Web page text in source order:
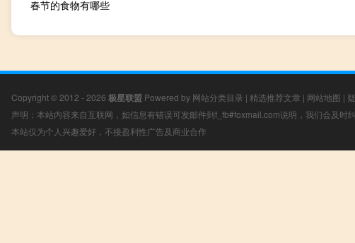
春节的食物有哪些
Copyright © 2012 - 2026 极星联盟 Powered by 网站分类目录 | 精选推荐文章 | 网站地图 |
声明：本站内容来自互联网，如信息有错误可发邮件到f_fb#foxmail.com说明，我们会及时
本站仅为个人兴趣爱好，不接盈利性广告及商业合作